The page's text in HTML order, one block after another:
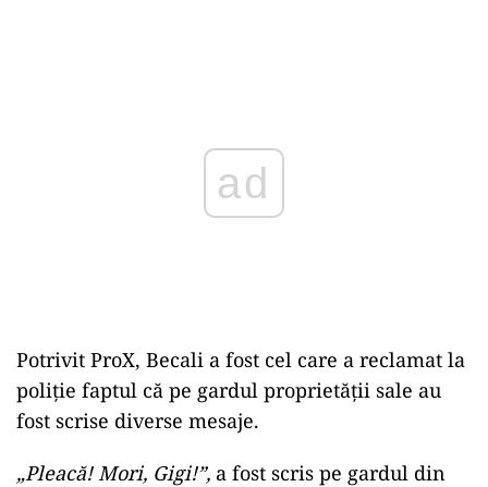
Potrivit ProX, Becali a fost cel care a reclamat la
poliţie faptul că pe gardul proprietăţii sale au
fost scrise diverse mesaje.
„Pleacă! Mori, Gigi!”, a fost scris pe gardul din